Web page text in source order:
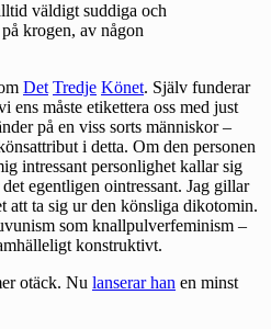
väldigt suddiga och
krogen, av någon
Det Tredje Könet. Själv funderar
ens måste etikettera oss med just
på en viss sorts människor –
i detta. Om den personen
intressant personlighet kallar sig
egentligen ointressant. Jag gillar
att ta sig ur den könsliga dikotomin.
som knallpulverfeminism –
konstruktivt.
otäck. Nu lanserar han en minst